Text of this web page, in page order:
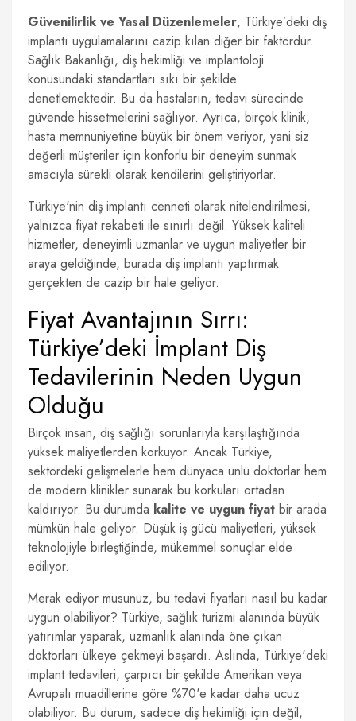
Güvenilirlik ve Yasal Düzenlemeler, Türkiye’deki diş
implantı uygulamalarını cazip kılan diğer bir faktördür.
Sağlık Bakanlığı, diş hekimliği ve implantoloji
konusundaki standartları sıkı bir şekilde
denetlemektedir. Bu da hastaların, tedavi sürecinde
güvende hissetmelerini sağlıyor. Ayrıca, birçok klinik,
hasta memnuniyetine büyük bir önem veriyor, yani siz
değerli müşteriler için konforlu bir deneyim sunmak
amacıyla sürekli olarak kendilerini geliştiriyorlar.
Türkiye'nin diş implantı cenneti olarak nitelendirilmesi,
yalnızca fiyat rekabeti ile sınırlı değil. Yüksek kaliteli
hizmetler, deneyimli uzmanlar ve uygun maliyetler bir
araya geldiğinde, burada diş implantı yaptırmak
gerçekten de cazip bir hale geliyor.
Fiyat Avantajının Sırrı:
Türkiye’deki İmplant Diş
Tedavilerinin Neden Uygun
Olduğu
Birçok insan, diş sağlığı sorunlarıyla karşılaştığında
yüksek maliyetlerden korkuyor. Ancak Türkiye,
sektördeki gelişmelerle hem dünyaca ünlü doktorlar hem
de modern klinikler sunarak bu korkuları ortadan
kaldırıyor. Bu durumda kalite ve uygun fiyat bir arada
mümkün hale geliyor. Düşük iş gücü maliyetleri, yüksek
teknolojiyle birleştiğinde, mükemmel sonuçlar elde
ediliyor.
Merak ediyor musunuz, bu tedavi fiyatları nasıl bu kadar
uygun olabiliyor? Türkiye, sağlık turizmi alanında büyük
yatırımlar yaparak, uzmanlık alanında öne çıkan
doktorları ülkeye çekmeyi başardı. Aslında, Türkiye'deki
implant tedavileri, çarpıcı bir şekilde Amerikan veya
Avrupalı muadillerine göre %70'e kadar daha ucuz
olabiliyor. Bu durum, sadece diş hekimliği için değil,